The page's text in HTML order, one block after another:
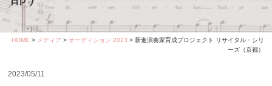
HOME > メディア > オーディション 2023 > 新進演奏家育成プロジェクト リサイタル・シリ
ーズ（京都）
2023/05/11